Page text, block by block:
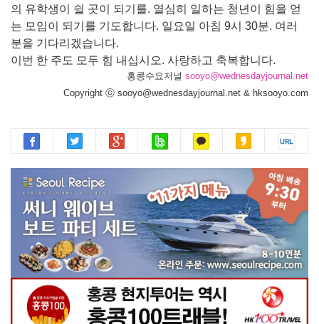
의 유학생이 쉴 곳이 되기를. 열심히 일하는 청년이 힘을 얻
는 모임이 되기를 기도합니다. 일요일 아침 9시 30분. 여러
분을 기다리겠습니다.
이번 한 주도 모두 힘 내십시오. 사랑하고 축복합니다.
홍콩수요저널 sooyo@wednesdayjournal.net
Copyright ⓒ sooyo@wednesdayjournal.net & hksooyo.com